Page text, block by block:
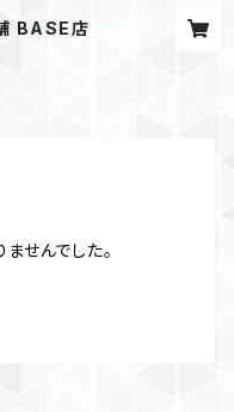
BASE店
せんでした。